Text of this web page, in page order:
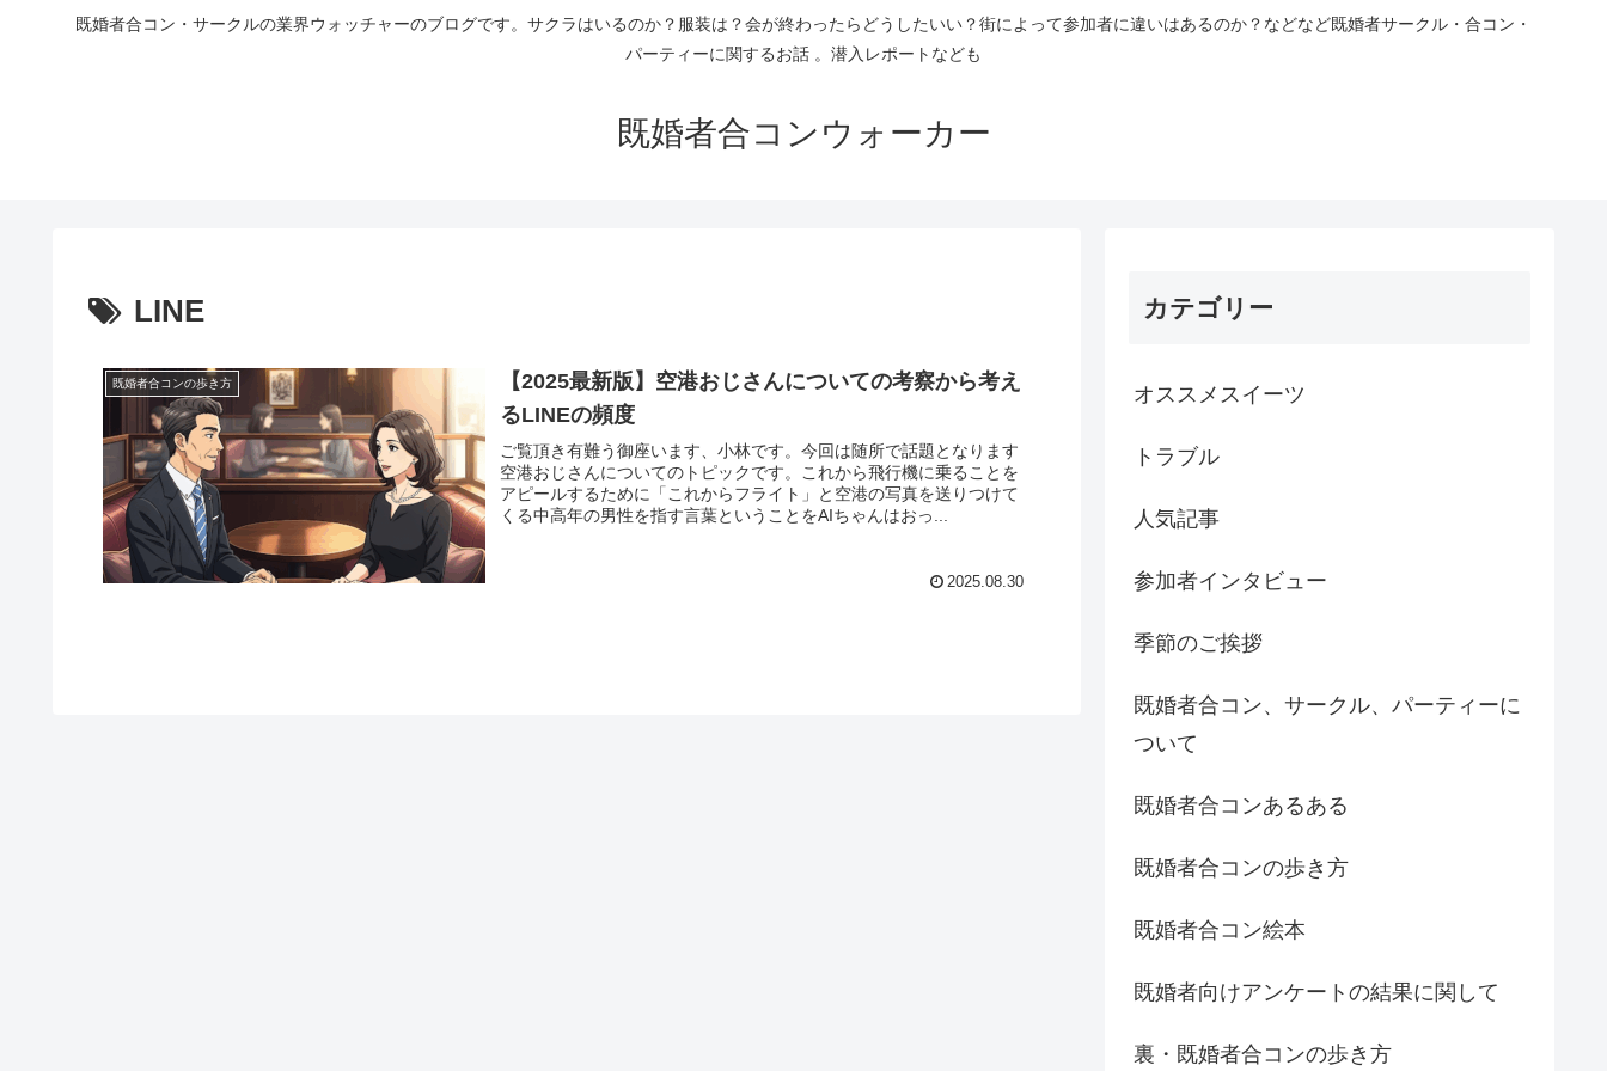
既婚者合コン・サークルの業界ウォッチャーのブログです。サクラはいるのか？服装は？会が終わったらどうしたいい？街によって参加者に違いはあるのか？などなど既婚者サークル・合コン・
パーティーに関するお話 。潜入レポートなども
既婚者合コンウォーカー
LINE
既婚者合コンの歩き方
【2025最新版】空港おじさんについての考察から考え
るLINEの頻度
ご覧頂き有難う御座います、小林です。今回は随所で話題となります
空港おじさんについてのトピックです。これから飛行機に乗ることを
アピールするために「これからフライト」と空港の写真を送りつけて
くる中高年の男性を指す言葉ということをAIちゃんはおっ...
2025.08.30
カテゴリー
オススメスイーツ
トラブル
人気記事
参加者インタビュー
季節のご挨拶
既婚者合コン、サークル、パーティーに
ついて
既婚者合コンあるある
既婚者合コンの歩き方
既婚者合コン絵本
既婚者向けアンケートの結果に関して
裏・既婚者合コンの歩き方